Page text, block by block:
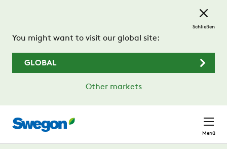
You might want to visit our global site:
GLOBAL
Other markets
Schließen
Menü